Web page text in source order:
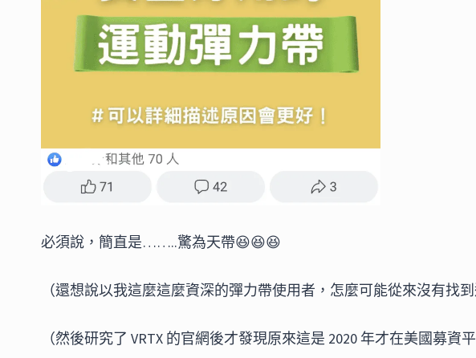
必須說，簡直是……..驚為天帶😆😆😆
（還想說以我這麼這麼資深的彈力帶使用者，怎麼可能從來沒有找到
（然後研究了 VRTX 的官網後才發現原來這是 2020 年才在美國募資